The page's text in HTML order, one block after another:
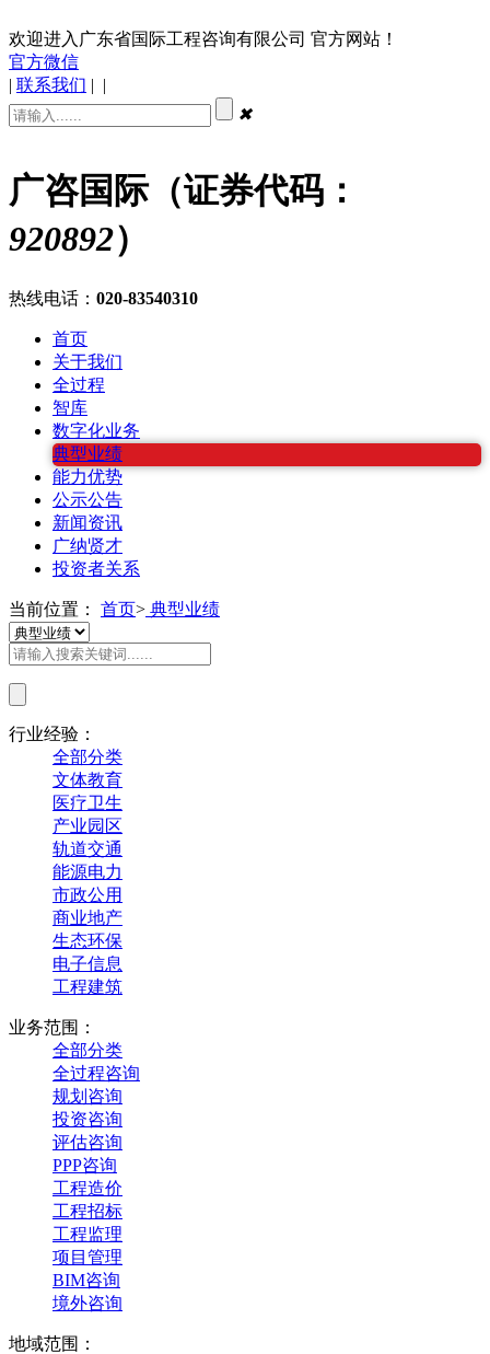
欢迎进入广东省国际工程咨询有限公司 官方网站！
官方微信
| 联系我们 | |
✖
广咨国际（证券代码：
920892）
热线电话： 020-83540310
首页
关于我们
全过程
智库
数字化业务
典型业绩
能力优势
公示公告
新闻资讯
广纳贤才
投资者关系
当前位置： 首页> 典型业绩
行业经验：
全部分类
文体教育
医疗卫生
产业园区
轨道交通
能源电力
市政公用
商业地产
生态环保
电子信息
工程建筑
业务范围：
全部分类
全过程咨询
规划咨询
投资咨询
评估咨询
PPP咨询
工程造价
工程招标
工程监理
项目管理
BIM咨询
境外咨询
地域范围：